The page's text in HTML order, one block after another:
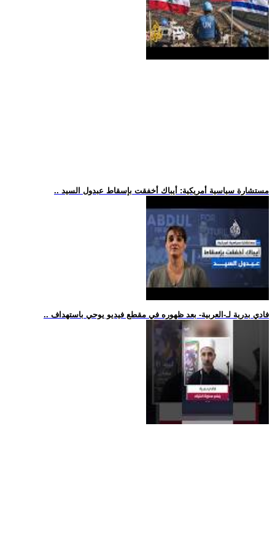
.. مستشارة سياسية أمريكية: أيباك أخفقت بإسقاط عبدول السيد
.. فادي بدرية لـ-العربية- بعد ظهوره في مقطع فيديو يوحي باستهداف